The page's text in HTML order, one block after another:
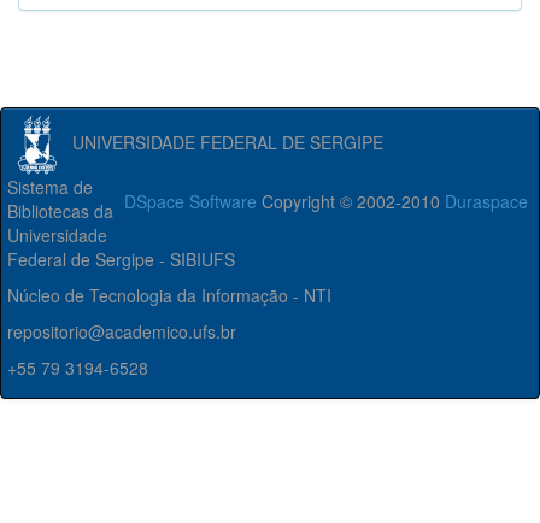
UNIVERSIDADE FEDERAL DE SERGIPE
DSpace Software Copyright © 2002-2010 Duraspace
Sistema de
Bibliotecas da
Universidade
Federal de Sergipe - SIBIUFS
Núcleo de Tecnologia da Informação - NTI
repositorio@academico.ufs.br
+55 79 3194-6528